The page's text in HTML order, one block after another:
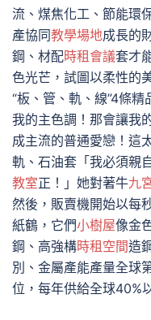
流、煤焦化工、節能環
產協同教學場地成長的
鋼、材配時租會議套才
色光芒，試圖以柔性的
“板、管、軌、線”4條
我的主色調！那會讓我
成主流的普通愛戀！這
軌、石油套「我必須親
教室正！」她對著牛九
然後，販賣機開始以每
紙鶴，它們小樹屋像金
鋼、高強構時租空間造
別、金屬產能產量全球
位，每年供給全球40%